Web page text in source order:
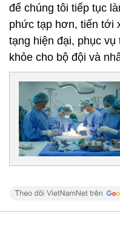
để chúng tôi tiếp tục
phức tạp hơn, tiến tới
tạng hiện đại, phục
khỏe cho bộ đội và